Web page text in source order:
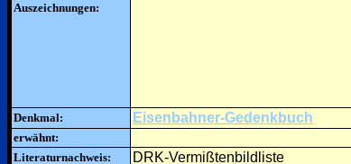
Auszeichnungen:
Denkmal: Eisenbahner-Gedenkbuch
erwähnt:
Literaturnachweis:
DRK-Vermißtenbildliste